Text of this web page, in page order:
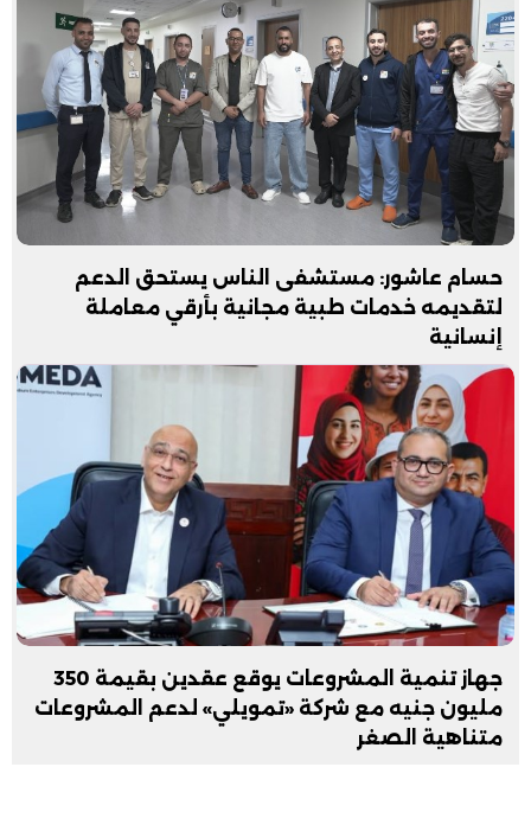
حسام عاشور: مستشفى الناس يستحق الدعم
لتقديمه خدمات طبية مجانية بأرقي معاملة
إنسانية
جهاز تنمية المشروعات يوقع عقدين بقيمة 350
مليون جنيه مع شركة «تمويلي» لدعم المشروعات
متناهية الصغر